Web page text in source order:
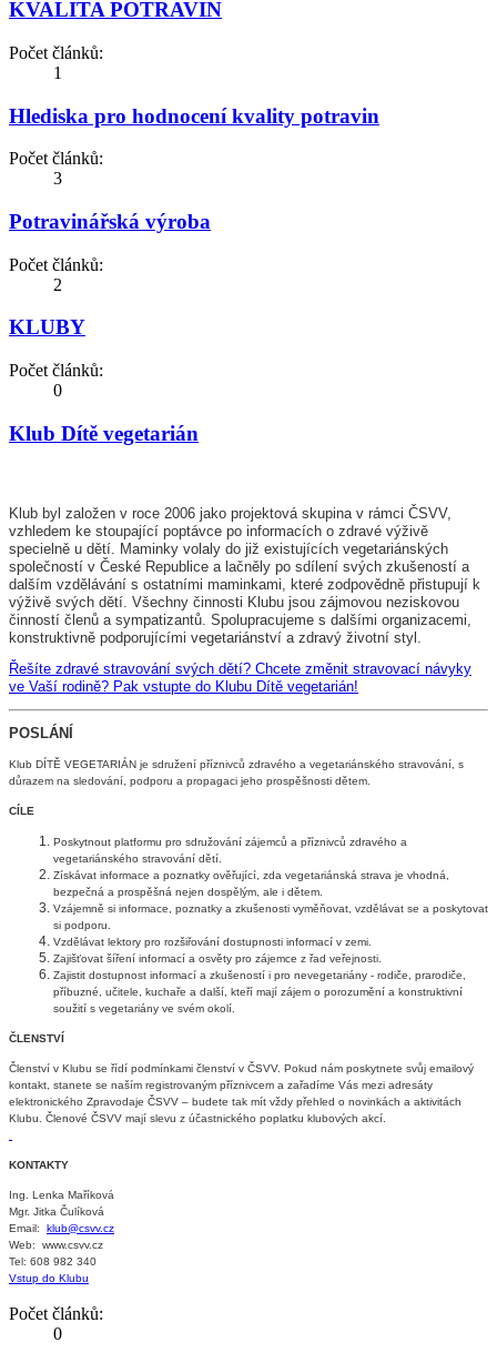
KVALITA POTRAVIN
Počet článků:
1
Hlediska pro hodnocení kvality potravin
Počet článků:
3
Potravinářská výroba
Počet článků:
2
KLUBY
Počet článků:
0
Klub Dítě vegetarián
Klub byl založen v roce 2006 jako projektová skupina v rámci ČSVV,
vzhledem ke stoupající poptávce po informacích o zdravé výživě
specielně u dětí. Maminky volaly do již existujících vegetariánských
společností v České Republice a lačněly po sdílení svých zkušeností a
dalším vzdělávání s ostatními maminkami, které zodpovědně přistupují k
výživě svých dětí. Všechny činnosti Klubu jsou zájmovou neziskovou
činností členů a sympatizantů. Spolupracujeme s dalšími organizacemi,
konstruktivně podporujícími vegetariánství a zdravý životní styl.
Řešíte zdravé stravování svých dětí? Chcete změnit stravovací návyky
ve Vaší rodině? Pak vstupte do Klubu Dítě vegetarián!
POSLÁNÍ
Klub DÍTĚ VEGETARIÁN je sdružení příznivců zdravého a vegetariánského stravování, s
důrazem na sledování, podporu a propagaci jeho prospěšnosti dětem.
CÍLE
Poskytnout platformu pro sdružování zájemců a příznivců zdravého a
vegetariánského stravování dětí.
Získávat informace a poznatky ověřující, zda vegetariánská strava je vhodná,
bezpečná a prospěšná nejen dospělým, ale i dětem.
Vzájemně si informace, poznatky a zkušenosti vyměňovat, vzdělávat se a poskytovat
si podporu.
Vzdělávat lektory pro rozšiřování dostupnosti informací v zemi.
Zajišťovat šíření informací a osvěty pro zájemce z řad veřejnosti.
Zajistit dostupnost informací a zkušeností i pro nevegetariány - rodiče, prarodiče,
příbuzné, učitele, kuchaře a další, kteří mají zájem o porozumění a konstruktivní
soužití s vegetariány ve svém okolí.
ČLENSTVÍ
Členství v Klubu se řídí podmínkami členství v ČSVV. Pokud nám poskytnete svůj emailový
kontakt, stanete se naším registrovaným příznivcem a zařadíme Vás mezi adresáty
elektronického Zpravodaje ČSVV – budete tak mít vždy přehled o novinkách a aktivitách
Klubu. Členové ČSVV mají slevu z účastnického poplatku klubových akcí.
KONTAKTY
Ing. Lenka Maříková
Mgr. Jitka Čulíková
Email: klub@csvv.cz
Web: www.csvv.cz
Tel: 608 982 340
Vstup do Klubu
Počet článků:
0